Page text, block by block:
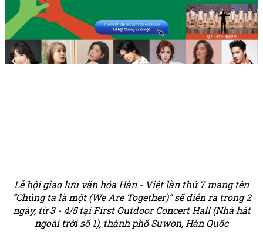
Lễ hội giao lưu văn hóa Hàn - Việt lần thứ 7 mang tên
“Chúng ta là một (We Are Together)” sẽ diễn ra trong 2
ngày, từ 3 - 4/5 tại First Outdoor Concert Hall (Nhà hát
ngoài trời số 1), thành phố Suwon, Hàn Quốc